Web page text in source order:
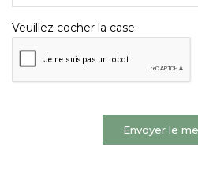
Veuillez cocher la case
Envoyer le